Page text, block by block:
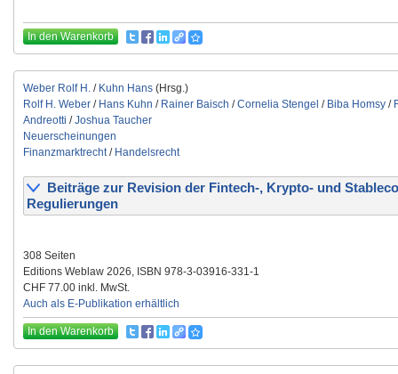
In den Warenkorb
Weber Rolf H. / Kuhn Hans (Hrsg.)
Rolf H. Weber / Hans Kuhn / Rainer Baisch /Cornelia Stengel / Biba Homsy /
Andreotti /Joshua Taucher
Neuerscheinungen
Finanzmarktrecht/ Handelsrecht
Beiträge zur Revision der Fintech-, Krypto- und
Regulierungen
308 Seiten
Editions Weblaw 2026, ISBN 978-3-03916-331-1
CHF 77.00 inkl. MwSt.
Auch als E-Publikation erhältlich
In den Warenkorb